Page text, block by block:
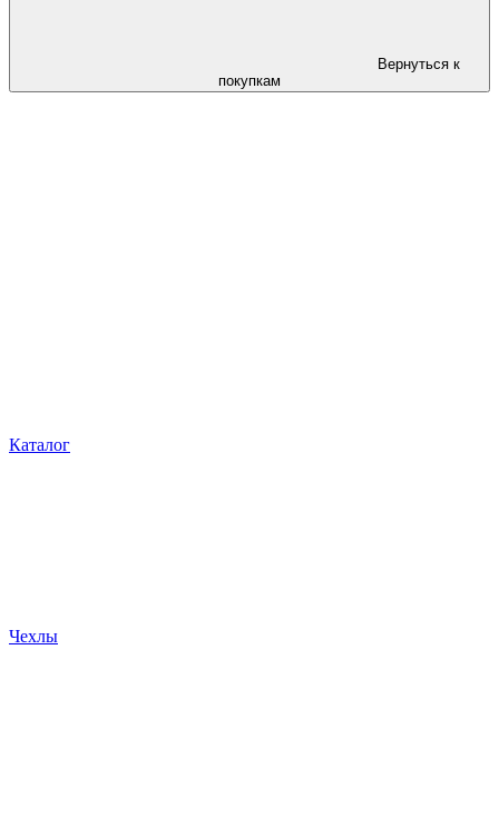
Вернуться к
покупкам
Каталог
Чехлы